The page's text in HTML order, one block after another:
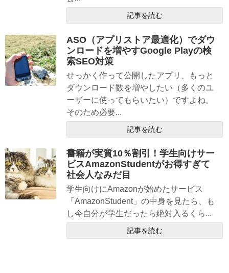
記事を読む
ASO（アプリストア最適化）でダウ
ンロードを増やすGoogle Playの検
索SEO対策
せっかく作って公開したアプリ、もっと
ダウンロード数を増やしたい（多くのユ
ーザーに使ってもらいたい）ですよね。
そのため必要...
記事を読む
書籍が実質10％割引！学生向けサー
ビスAmazonStudentがお得すぎて
社会人なみだ目
学生向けにAmazonが始めたサービス
「AmazonStudent」の中身を見たら、も
し今自分が学生だったら絶対入るくら...
記事を読む